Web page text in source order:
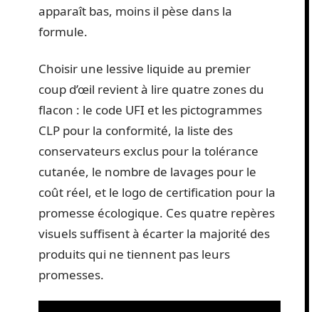
apparaît bas, moins il pèse dans la
formule.
Choisir une lessive liquide au premier
coup d’œil revient à lire quatre zones du
flacon : le code UFI et les pictogrammes
CLP pour la conformité, la liste des
conservateurs exclus pour la tolérance
cutanée, le nombre de lavages pour le
coût réel, et le logo de certification pour la
promesse écologique. Ces quatre repères
visuels suffisent à écarter la majorité des
produits qui ne tiennent pas leurs
promesses.